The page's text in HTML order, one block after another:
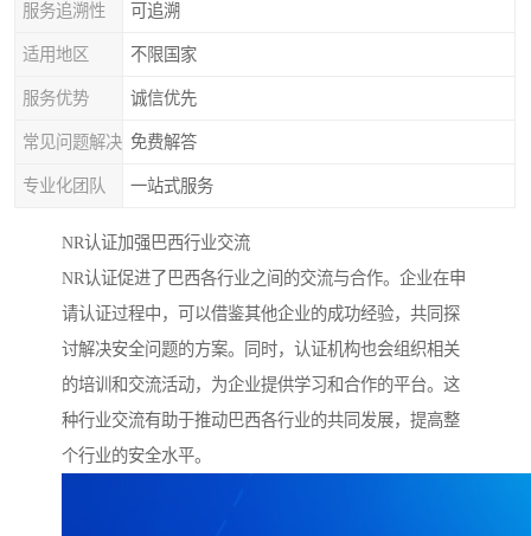
服务追溯性 可追溯
适用地区 不限国家
服务优势 诚信优先
常见问题解决 免费解答
专业化团队 一站式服务
NR认证加强巴西行业交流
NR认证促进了巴西各行业之间的交流与合作。企业在申
请认证过程中，可以借鉴其他企业的成功经验，共同探
讨解决安全问题的方案。同时，认证机构也会组织相关
的培训和交流活动，为企业提供学习和合作的平台。这
种行业交流有助于推动巴西各行业的共同发展，提高整
个行业的安全水平。